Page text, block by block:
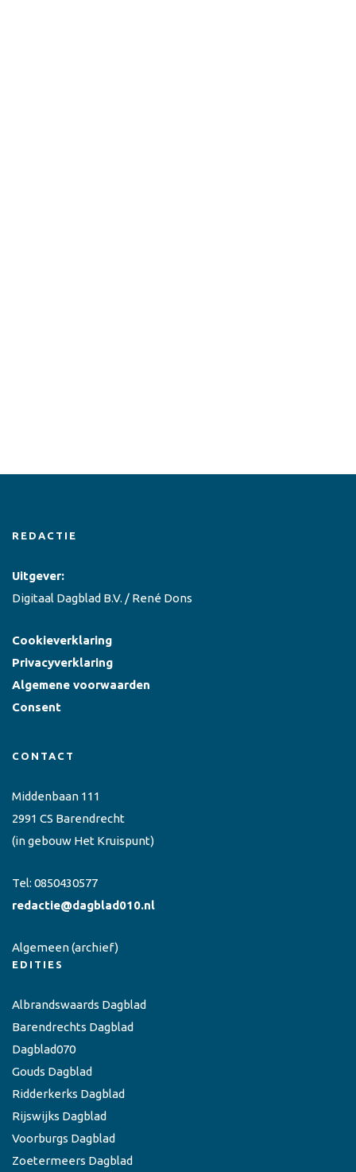
REDACTIE
Uitgever:
Digitaal Dagblad B.V. / René Dons
Cookieverklaring
Privacyverklaring
Algemene voorwaarden
Consent
CONTACT
Middenbaan 111
2991 CS Barendrecht
(in gebouw Het Kruispunt)
Tel: 0850430577
redactie@dagblad010.nl
Algemeen(archief)
EDITIES
Albrandswaards Dagblad
Barendrechts Dagblad
Dagblad070
Gouds Dagblad
Ridderkerks Dagblad
Rijswijks Dagblad
Voorburgs Dagblad
Zoetermeers Dagblad